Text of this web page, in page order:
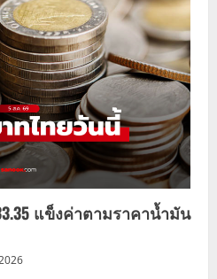
แข็งค่าตามราคาน้ำมัน